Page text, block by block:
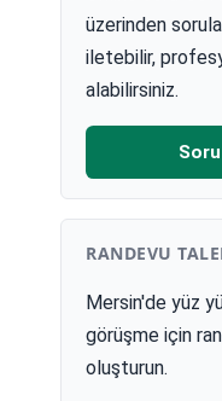
üzerinden
iletebilir,
alabilirsiniz.
RANDEVU
Mersin'de yüz
görüşme için
oluşturun.